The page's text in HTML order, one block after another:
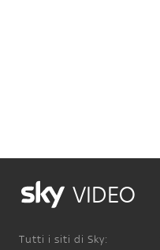
VIDEO
Tutti i siti di Sky: